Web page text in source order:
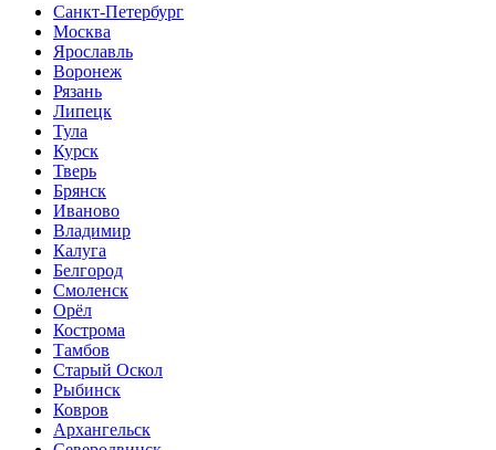
Санкт-Петербург
Москва
Ярославль
Воронеж
Рязань
Липецк
Тула
Курск
Тверь
Брянск
Иваново
Владимир
Калуга
Белгород
Смоленск
Орёл
Кострома
Тамбов
Старый Оскол
Рыбинск
Ковров
Архангельск